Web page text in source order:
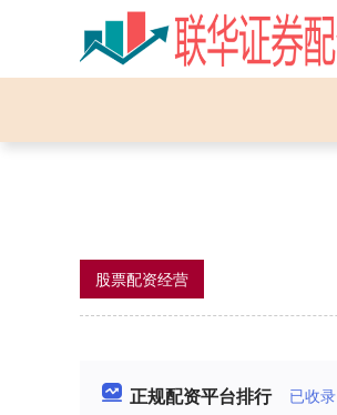
股票配资经营
正规配资平台排行 已收录